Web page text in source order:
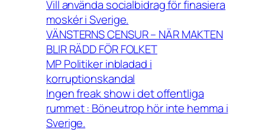
Vill använda socialbidrag för finasiera
moskér i Sverige.
VÄNSTERNS CENSUR – NÄR MAKTEN
BLIR RÄDD FÖR FOLKET
MP Politiker inbladad i
korruptionskandal
Ingen freak show i det offentliga
rummet : Böneutrop hör inte hemma i
Sverige.